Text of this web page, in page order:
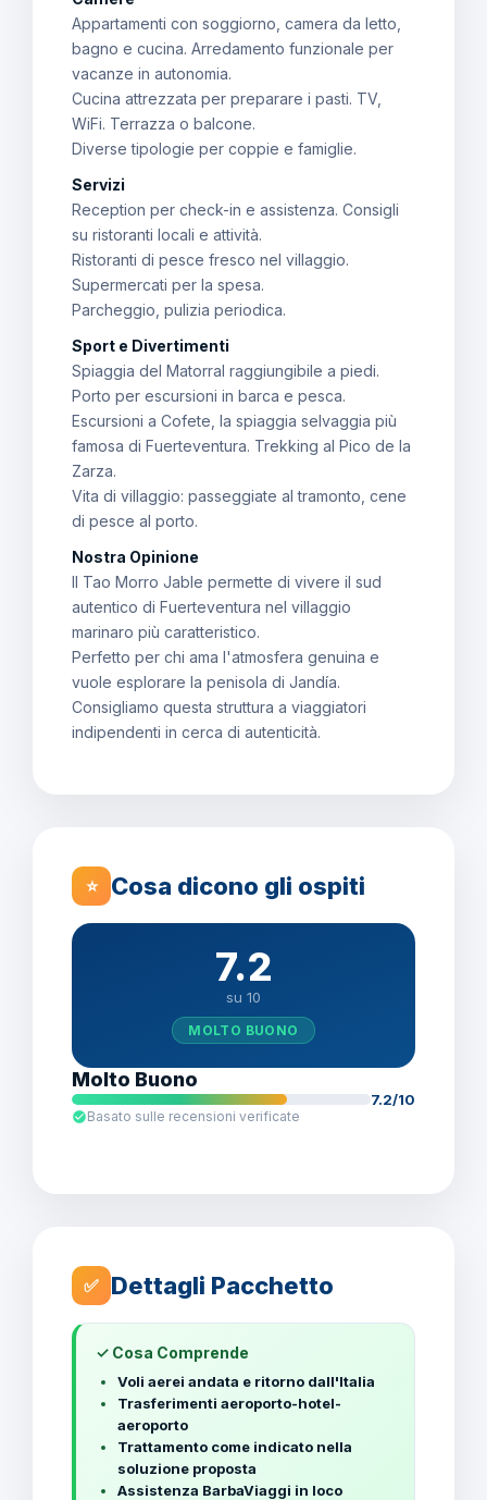
Appartamenti con soggiorno, camera da letto,
bagno e cucina. Arredamento funzionale per
vacanze in autonomia.
Cucina attrezzata per preparare i pasti. TV,
WiFi. Terrazza o balcone.
Diverse tipologie per coppie e famiglie.
Servizi
Reception per check-in e assistenza. Consigli
su ristoranti locali e attività.
Ristoranti di pesce fresco nel villaggio.
Supermercati per la spesa.
Parcheggio, pulizia periodica.
Sport e Divertimenti
Spiaggia del Matorral raggiungibile a piedi.
Porto per escursioni in barca e pesca.
Escursioni a Cofete, la spiaggia selvaggia più
famosa di Fuerteventura. Trekking al Pico de la
Zarza.
Vita di villaggio: passeggiate al tramonto, cene
di pesce al porto.
Nostra Opinione
Il Tao Morro Jable permette di vivere il sud
autentico di Fuerteventura nel villaggio
marinaro più caratteristico.
Perfetto per chi ama l'atmosfera genuina e
vuole esplorare la penisola di Jandía.
Consigliamo questa struttura a viaggiatori
indipendenti in cerca di autenticità.
⭐ Cosa dicono gli ospiti
7.2
su 10
MOLTO BUONO
Molto Buono
7.2/10
Basato sulle recensioni verificate
✅ Dettagli Pacchetto
✓ Cosa Comprende
Voli aerei andata e ritorno dall'Italia
Trasferimenti aeroporto-hotel-
aeroporto
Trattamento come indicato nella
soluzione proposta
Assistenza BarbaViaggi in loco